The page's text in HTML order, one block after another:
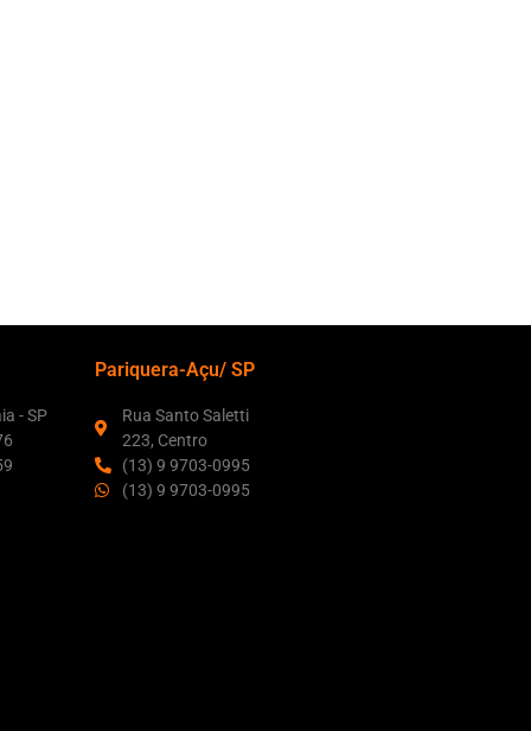
- SP
Pariquera-Açu/ SP
Rua Santo Saletti
223, Centro
(13) 9 9703-0995
(13) 9 9703-0995